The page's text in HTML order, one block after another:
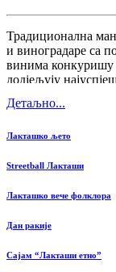
Традиционална
и виноградаре са
винима конкуришу
додјељују
Детаљно...
Лакташко љето
Streetball Лакташи
Лакташко вече фолклора
Дан ракије
Сајам “Лакташи етно”